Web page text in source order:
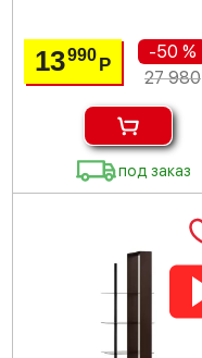
13990Р
-50 %
27 980
под заказ